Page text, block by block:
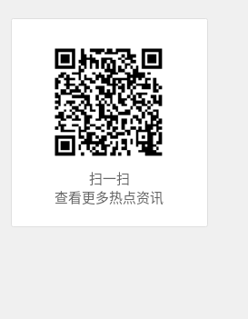
扫一扫
查看更多热点资讯